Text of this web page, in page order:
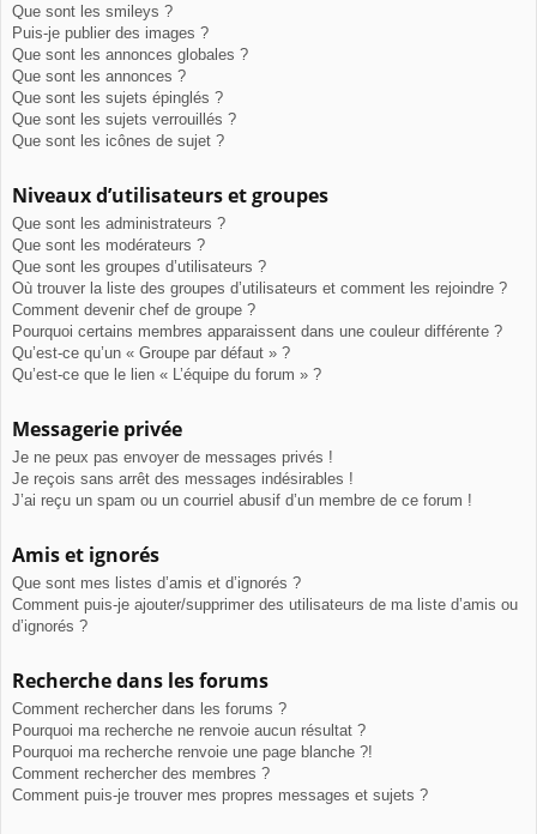
Que sont les smileys ?
Puis-je publier des images ?
Que sont les annonces globales ?
Que sont les annonces ?
Que sont les sujets épinglés ?
Que sont les sujets verrouillés ?
Que sont les icônes de sujet ?
Niveaux d’utilisateurs et groupes
Que sont les administrateurs ?
Que sont les modérateurs ?
Que sont les groupes d’utilisateurs ?
Où trouver la liste des groupes d’utilisateurs et comment les rejoindre ?
Comment devenir chef de groupe ?
Pourquoi certains membres apparaissent dans une couleur différente ?
Qu’est-ce qu’un « Groupe par défaut » ?
Qu’est-ce que le lien « L’équipe du forum » ?
Messagerie privée
Je ne peux pas envoyer de messages privés !
Je reçois sans arrêt des messages indésirables !
J’ai reçu un spam ou un courriel abusif d’un membre de ce forum !
Amis et ignorés
Que sont mes listes d’amis et d’ignorés ?
Comment puis-je ajouter/supprimer des utilisateurs de ma liste d’amis ou
d’ignorés ?
Recherche dans les forums
Comment rechercher dans les forums ?
Pourquoi ma recherche ne renvoie aucun résultat ?
Pourquoi ma recherche renvoie une page blanche ?!
Comment rechercher des membres ?
Comment puis-je trouver mes propres messages et sujets ?